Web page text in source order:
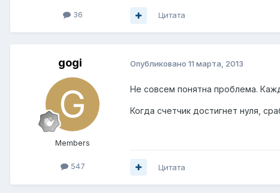
36 Цитата
gogi
Members
547
Опубликовано 11 марта, 2013
Не совсем понятна проблема.
Когда счетчик достигнет нуля,
Цитата